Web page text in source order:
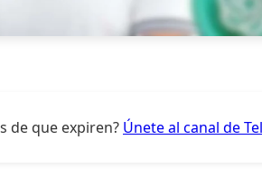
de que expiren? Únete al canal de